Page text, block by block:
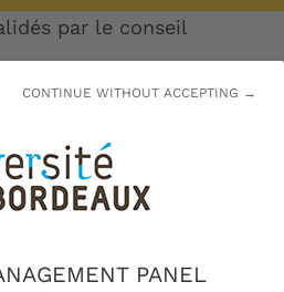
PANEL
CONTINUE WITHOUT ACCEPTING →
par le conseil